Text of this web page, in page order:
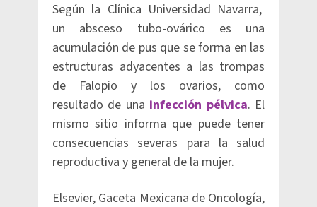
Según la Clínica Universidad Navarra,
un absceso tubo-ovárico es una
acumulación de pus que se forma en las
estructuras adyacentes a las trompas
de Falopio y los ovarios, como
resultado de una infección pélvica. El
mismo sitio informa que puede tener
consecuencias severas para la salud
reproductiva y general de la mujer.
Elsevier, Gaceta Mexicana de Oncología,